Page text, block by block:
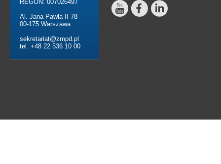
REGON: 007026497
Al. Jana Pawła II 78
00-175 Warszawa
sekretariat@zmpd.pl
tel. +48 22 536 10 00